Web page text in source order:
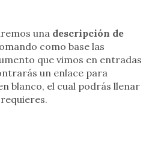
una descripción de
como base las
que vimos en entradas
un enlace para
blanco, el cual podrás llenar